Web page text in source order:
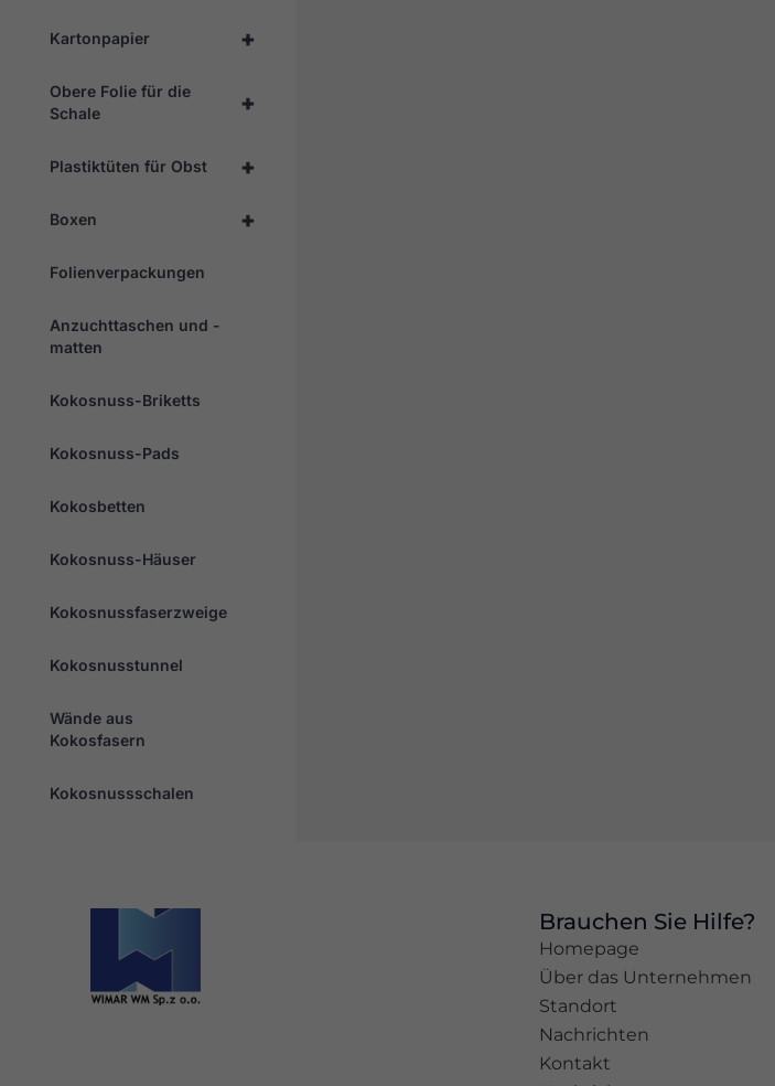
+
Kartonpapier
+
Obere Folie für die
Schale
+
Plastiktüten für Obst
+
Boxen
Folienverpackungen
Anzuchttaschen und -
matten
Kokosnuss-Briketts
Kokosnuss-Pads
Kokosbetten
Kokosnuss-Häuser
Kokosnussfaserzweige
Kokosnusstunnel
Wände aus
Kokosfasern
Kokosnussschalen
Brauchen Sie Hilfe?
Homepage
Über das Unternehmen
Standort
Nachrichten
Kontakt